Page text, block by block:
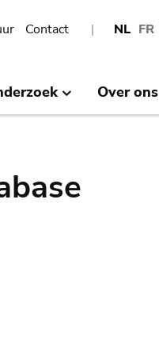
NL FR
Contact
Over ons